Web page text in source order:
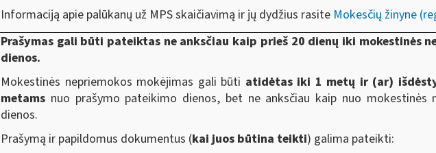
Informaciją apie palūkanų už MPS skaičiavimą ir jų dydžius rasite Mokesčių žinyne
Prašymas gali būti pateiktas ne anksčiau kaip prieš 20 dienų iki mokestinės
dienos.
Mokestinės nepriemokos mokėjimas gali būti atidėtas iki 1 metų ir (ar)
metams nuo prašymo pateikimo dienos, bet ne anksčiau kaip nuo mokestinės
dienos.
Prašymą ir papildomus dokumentus (kai juos būtina teikti) galima pateikti: